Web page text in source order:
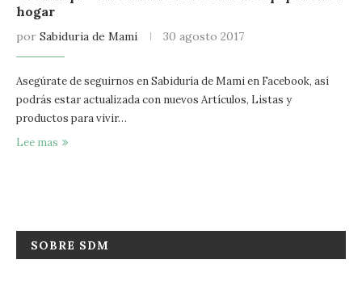
hogar
por Sabiduria de Mami 30 agosto 2017
Asegúrate de seguirnos en Sabiduría de Mami en Facebook, así
podrás estar actualizada con nuevos Artículos, Listas y
productos para vivir…
Lee mas
SOBRE SDM